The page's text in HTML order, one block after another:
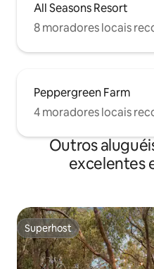
All Seasons Resort
8 moradores locais
Peppergreen Farm
4 moradores locais
Outros
excelentes
Superhost
Superhost